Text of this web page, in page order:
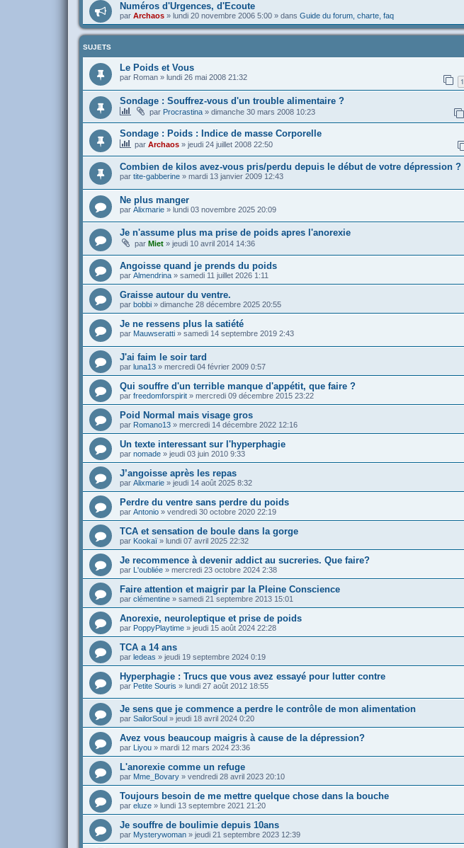
Numéros d'Urgences, d'Ecoute
par Archaos » lundi 20 novembre 2006 5:00 » dans Guide du forum, charte, faq
SUJETS
Le Poids et Vous
par Roman » lundi 26 mai 2008 21:32 1
Sondage : Souffrez-vous d'un trouble alimentaire ?
par Procrastina » dimanche 30 mars 2008 10:23
Sondage : Poids : Indice de masse Corporelle
par Archaos » jeudi 24 juillet 2008 22:50
Combien de kilos avez-vous pris/perdu depuis le début de votre dépression ?
par tite-gabberine » mardi 13 janvier 2009 12:43
Ne plus manger
par Alixmarie » lundi 03 novembre 2025 20:09
Je n'assume plus ma prise de poids apres l'anorexie
par Miet » jeudi 10 avril 2014 14:36
Angoisse quand je prends du poids
par Almendrina » samedi 11 juillet 2026 1:11
Graisse autour du ventre.
par bobbi » dimanche 28 décembre 2025 20:55
Je ne ressens plus la satiété
par Mauwseratti » samedi 14 septembre 2019 2:43
J'ai faim le soir tard
par luna13 » mercredi 04 février 2009 0:57
Qui souffre d'un terrible manque d'appétit, que faire ?
par freedomforspirit » mercredi 09 décembre 2015 23:22
Poid Normal mais visage gros
par Romano13 » mercredi 14 décembre 2022 12:16
Un texte interessant sur l'hyperphagie
par nomade » jeudi 03 juin 2010 9:33
J’angoisse après les repas
par Alixmarie » jeudi 14 août 2025 8:32
Perdre du ventre sans perdre du poids
par Antonio » vendredi 30 octobre 2020 22:19
TCA et sensation de boule dans la gorge
par Kookaï » lundi 07 avril 2025 22:32
Je recommence à devenir addict au sucreries. Que faire?
par L'oubliée » mercredi 23 octobre 2024 2:38
Faire attention et maigrir par la Pleine Conscience
par clémentine » samedi 21 septembre 2013 15:01
Anorexie, neuroleptique et prise de poids
par PoppyPlaytime » jeudi 15 août 2024 22:28
TCA a 14 ans
par ledeas » jeudi 19 septembre 2024 0:19
Hyperphagie : Trucs que vous avez essayé pour lutter contre
par Petite Souris » lundi 27 août 2012 18:55
Je sens que je commence a perdre le contrôle de mon alimentation
par SailorSoul » jeudi 18 avril 2024 0:20
Avez vous beaucoup maigris à cause de la dépression?
par Liyou » mardi 12 mars 2024 23:36
L'anorexie comme un refuge
par Mme_Bovary » vendredi 28 avril 2023 20:10
Toujours besoin de me mettre quelque chose dans la bouche
par eluze » lundi 13 septembre 2021 21:20
Je souffre de boulimie depuis 10ans
par Mysterywoman » jeudi 21 septembre 2023 12:39